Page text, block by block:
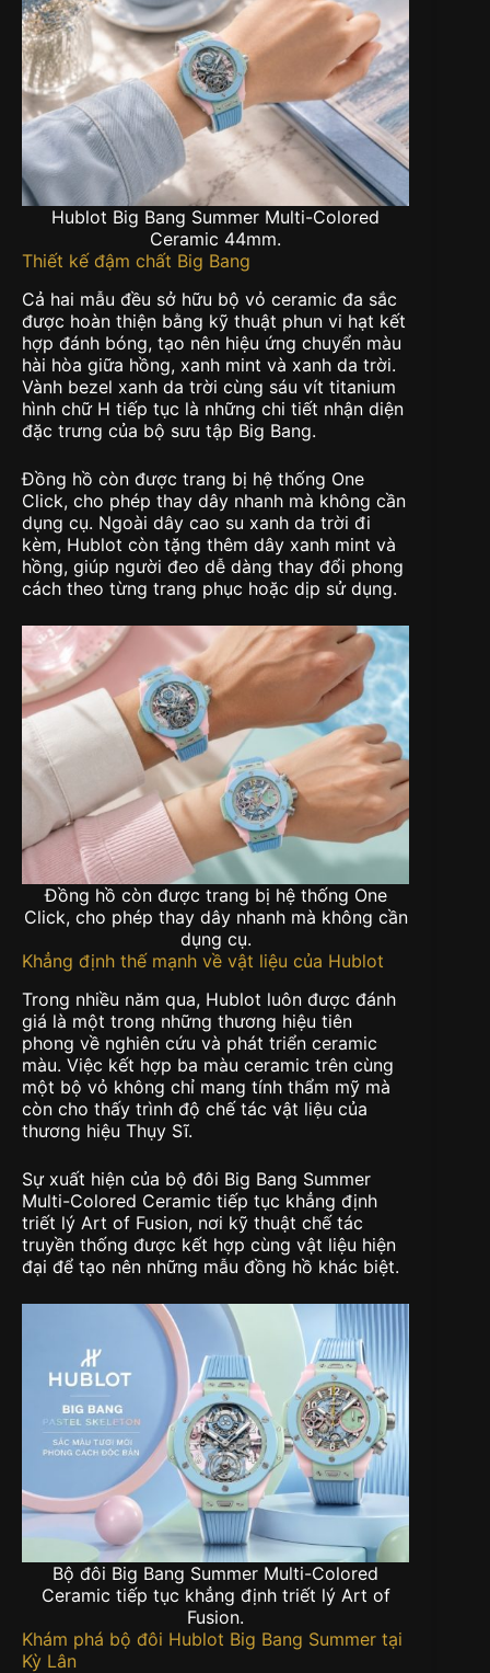
Hublot Big Bang Summer Multi-Colored
Ceramic 44mm.
Thiết kế đậm chất Big Bang
Cả hai mẫu đều sở hữu bộ vỏ ceramic đa sắc
được hoàn thiện bằng kỹ thuật phun vi hạt kết
hợp đánh bóng, tạo nên hiệu ứng chuyển màu
hài hòa giữa hồng, xanh mint và xanh da trời.
Vành bezel xanh da trời cùng sáu vít titanium
hình chữ H tiếp tục là những chi tiết nhận diện
đặc trưng của bộ sưu tập Big Bang.
Đồng hồ còn được trang bị hệ thống One
Click, cho phép thay dây nhanh mà không cần
dụng cụ. Ngoài dây cao su xanh da trời đi
kèm, Hublot còn tặng thêm dây xanh mint và
hồng, giúp người đeo dễ dàng thay đổi phong
cách theo từng trang phục hoặc dịp sử dụng.
Đồng hồ còn được trang bị hệ thống One
Click, cho phép thay dây nhanh mà không cần
dụng cụ.
Khẳng định thế mạnh về vật liệu của Hublot
Trong nhiều năm qua, Hublot luôn được đánh
giá là một trong những thương hiệu tiên
phong về nghiên cứu và phát triển ceramic
màu. Việc kết hợp ba màu ceramic trên cùng
một bộ vỏ không chỉ mang tính thẩm mỹ mà
còn cho thấy trình độ chế tác vật liệu của
thương hiệu Thụy Sĩ.
Sự xuất hiện của bộ đôi Big Bang Summer
Multi-Colored Ceramic tiếp tục khẳng định
triết lý Art of Fusion, nơi kỹ thuật chế tác
truyền thống được kết hợp cùng vật liệu hiện
đại để tạo nên những mẫu đồng hồ khác biệt.
Bộ đôi Big Bang Summer Multi-Colored
Ceramic tiếp tục khẳng định triết lý Art of
Fusion.
Khám phá bộ đôi Hublot Big Bang Summer tại
Kỳ Lân